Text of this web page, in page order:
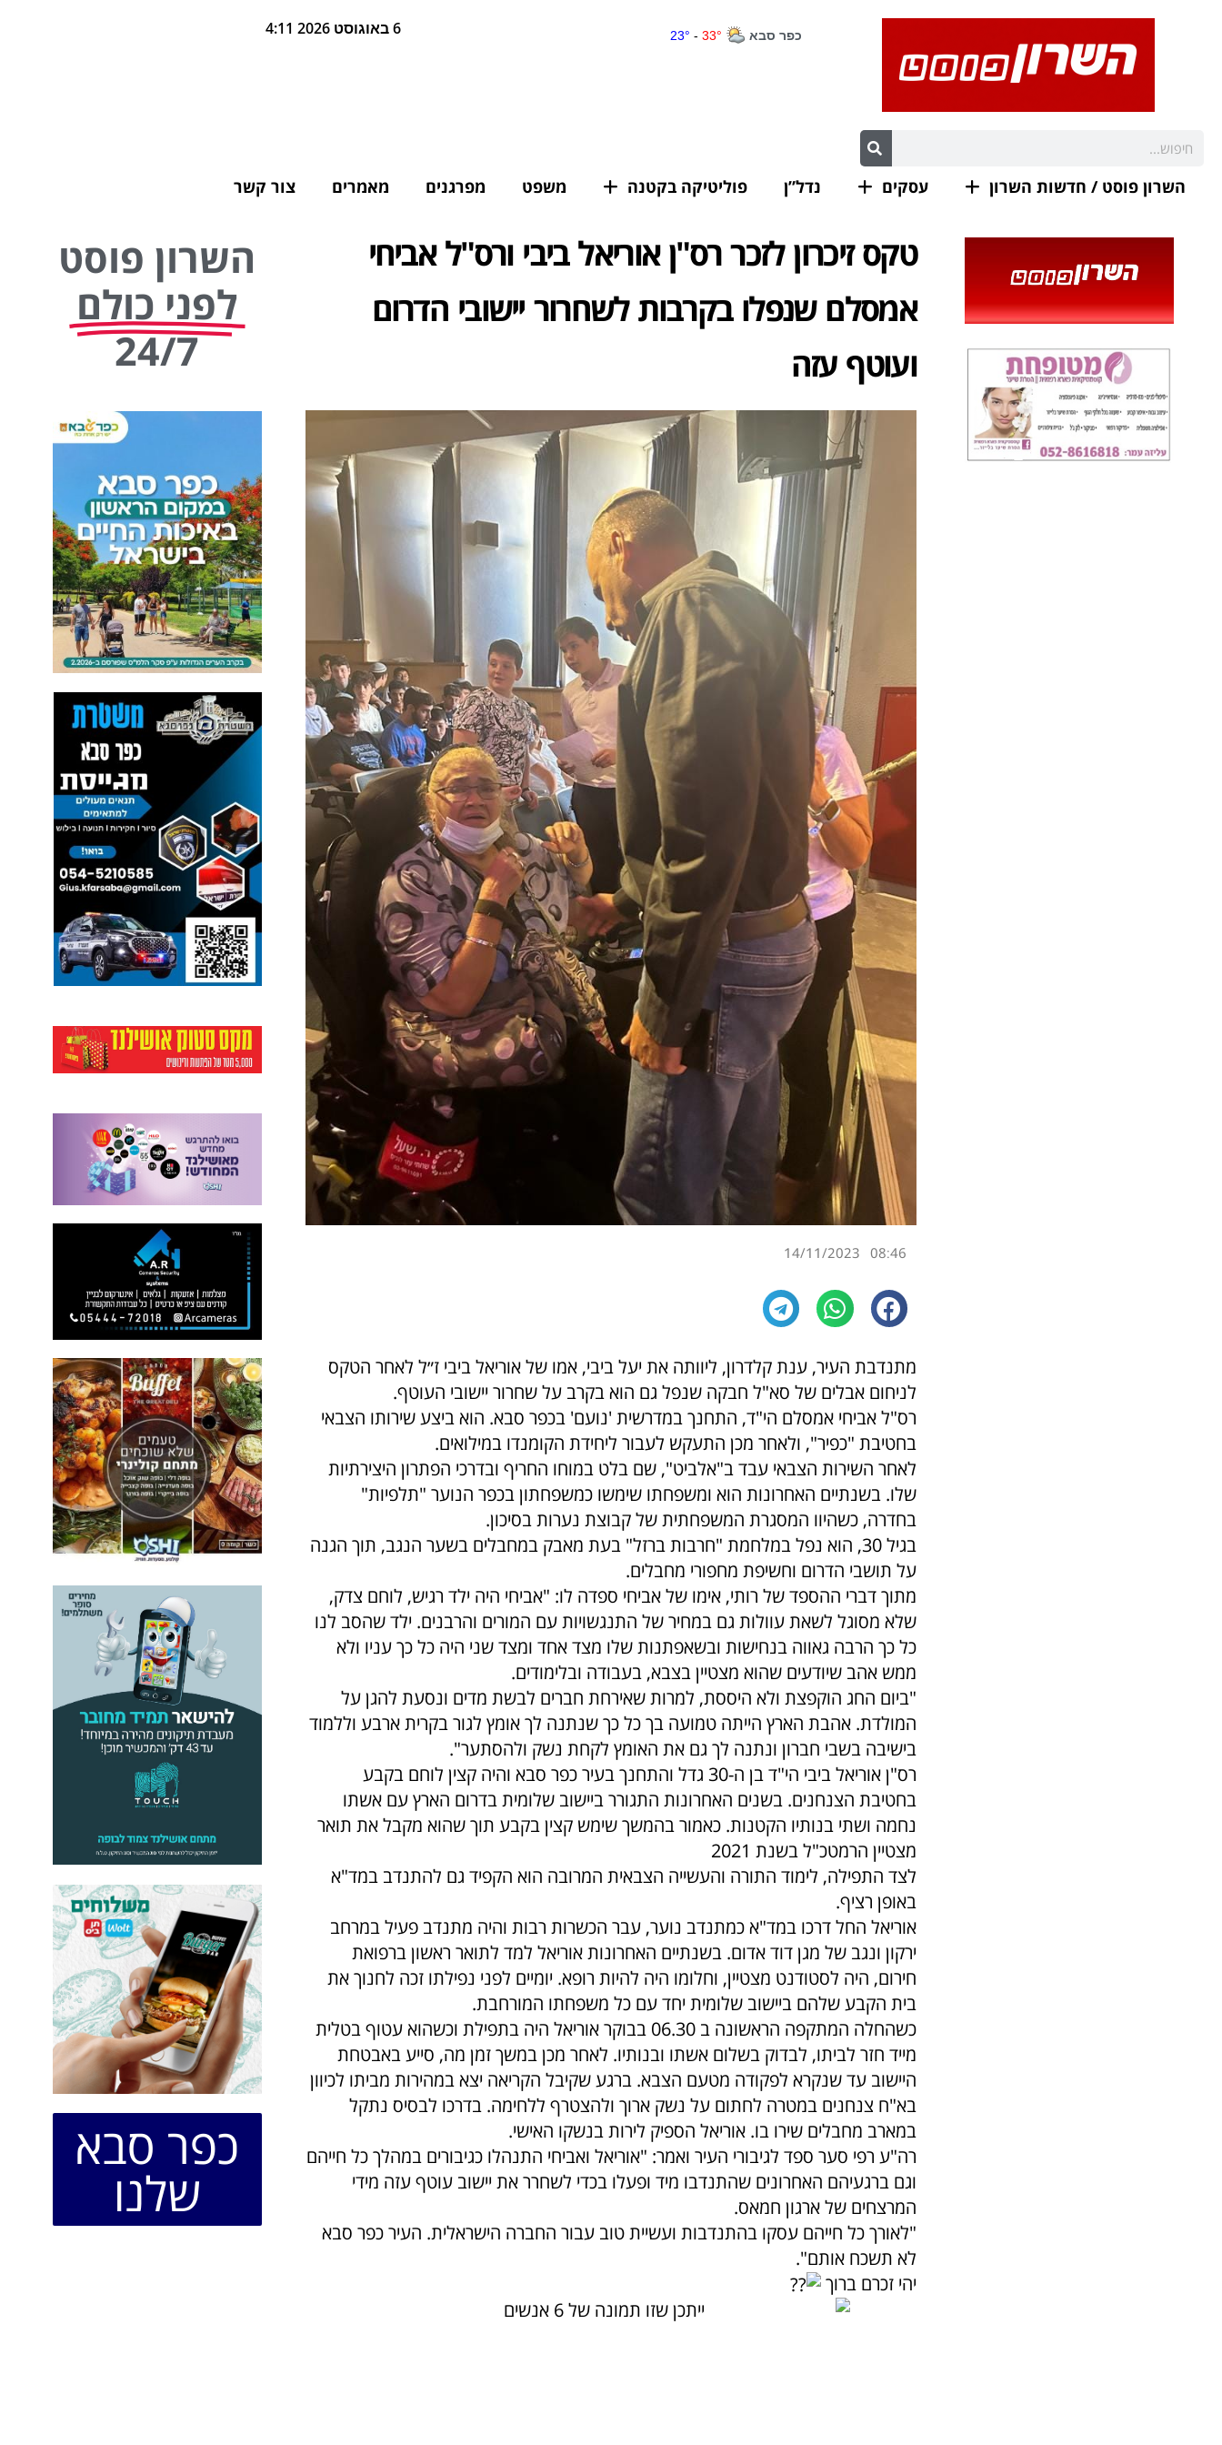
6 באוגוסט 2026 4:11
השרון פוסט / חדשות השרון עסקים נדל”ן פוליטיקה בקטנה משפט מפרגנים מאמרים צור קשר
טקס זיכרון לזכר רס"ן אוריאל ביבי ורס"ל אביחי
אמסלם שנפלו בקרבות לשחרור יישובי הדרום
ועוטף עזה
08:46
14/11/2023
מתנדבת העיר, ענת קלדרון, ליוותה את יעל ביבי, אמו של אוריאל ביבי ז״ל לאחר הטקס
לניחום אבלים של סא"ל חבקה שנפל גם הוא בקרב על שחרור יישובי העוטף.
רס"ל אביחי אמסלם הי"ד, התחנך במדרשית 'נועם' בכפר סבא. הוא ביצע שירותו הצבאי
בחטיבת "כפיר", ולאחר מכן התעקש לעבור ליחידת הקומנדו במילואים.
לאחר השירות הצבאי עבד ב"אלביט", שם בלט במוחו החריף ובדרכי הפתרון היצירתיות
שלו. בשנתיים האחרונות הוא ומשפחתו שימשו כמשפחתון בכפר הנוער "תלפיות"
בחדרה, כשהיוו המסגרת המשפחתית של קבוצת נערות בסיכון.
בגיל 30, הוא נפל במלחמת "חרבות ברזל" בעת מאבק במחבלים בשער הנגב, תוך הגנה
על תושבי הדרום וחשיפת מחפורי מחבלים.
מתוך דברי ההספד של רותי, אימו של אביחי ספדה לו: "אביחי היה ילד רגיש, לוחם צדק,
שלא מסוגל לשאת עוולות גם במחיר של התנגשויות עם המורים והרבנים. ילד שהסב לנו
כל כך הרבה גאווה בנחישות ובשאפתנות שלו מצד אחד ומצד שני היה כל כך עניו ולא
ממש אהב שיודעים שהוא מצטיין בצבא, בעבודה ובלימודים.
"ביום החג הוקפצת ולא היססת, למרות שאירחת חברים לבשת מדים ונסעת להגן על
המולדת. אהבת הארץ הייתה טמועה בך כל כך שנתנה לך אומץ לגור בקרית ארבע וללמוד
בישיבה בשבי חברון ונתנה לך גם את האומץ לקחת נשק ולהסתער".
רס"ן אוריאל ביבי הי"ד בן ה-30 גדל והתחנך בעיר כפר סבא והיה קצין לוחם בקבע
בחטיבת הצנחנים. בשנים האחרונות התגורר ביישוב שלומית בדרום הארץ עם אשתו
נחמה ושתי בנותיו הקטנות. כאמור בהמשך שימש קצין בקבע תוך שהוא מקבל את תואר
מצטיין הרמטכ"ל בשנת 2021
לצד התפילה, לימוד התורה והעשייה הצבאית המרובה הוא הקפיד גם להתנדב במד"א
באופן רציף.
אוריאל החל דרכו במד"א כמתנדב נוער, עבר הכשרות רבות והיה מתנדב פעיל במרחב
ירקון ונגב של מגן דוד אדום. בשנתיים האחרונות אוריאל למד לתואר ראשון ברפואת
חירום, היה לסטודנט מצטיין, וחלומו היה להיות רופא. יומיים לפני נפילתו זכה לחנוך את
בית הקבע שלהם ביישוב שלומית יחד עם כל משפחתו המורחבת.
כשהחלה המתקפה הראשונה ב 06.30 בבוקר אוריאל היה בתפילת וכשהוא עטוף בטלית
מייד חזר לביתו, לבדוק בשלום אשתו ובנותיו. לאחר מכן במשך זמן מה, סייע באבטחת
היישוב עד שנקרא לפקודה מטעם הצבא. ברגע שקיבל הקריאה יצא במהירות מביתו לכיוון
בא"ח צנחנים במטרה לחתום על נשק ארוך ולהצטרף ללחימה. בדרכו לבסיס נתקל
במארב מחבלים שירו בו. אוריאל הספיק לירות בנשקו האישי.
רה"ע רפי סער ספד לגיבורי העיר ואמר: "אוריאל ואביחי התנהלו כגיבורים במהלך כל חייהם
וגם ברגעיהם האחרונים שהתנדבו מיד ופעלו בכדי לשחרר את יישוב עוטף עזה מידי
המרצחים של ארגון חמאס.
"לאורך כל חייהם עסקו בהתנדבות ועשיית טוב עבור החברה הישראלית. העיר כפר סבא
לא תשכח אותם".
יהי זכרם ברוך
השרון פוסט
לפני כולם
24/7
כפר סבא
שלנו